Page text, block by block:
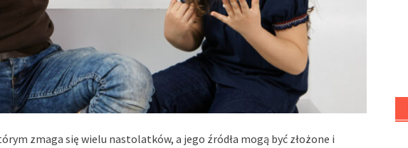
zmaga się wielu nastolatków, a jego źródła mogą być złożone i